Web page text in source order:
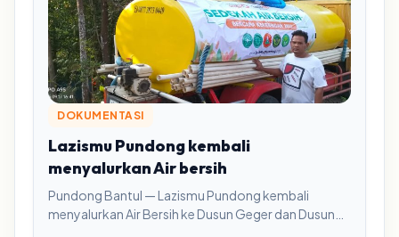
DOKUMENTASI
Lazismu Pundong kembali
menyalurkan Air bersih
Pundong Bantul — Lazismu Pundong kembali
menyalurkan Air Bersih ke Dusun Geger dan Dusun